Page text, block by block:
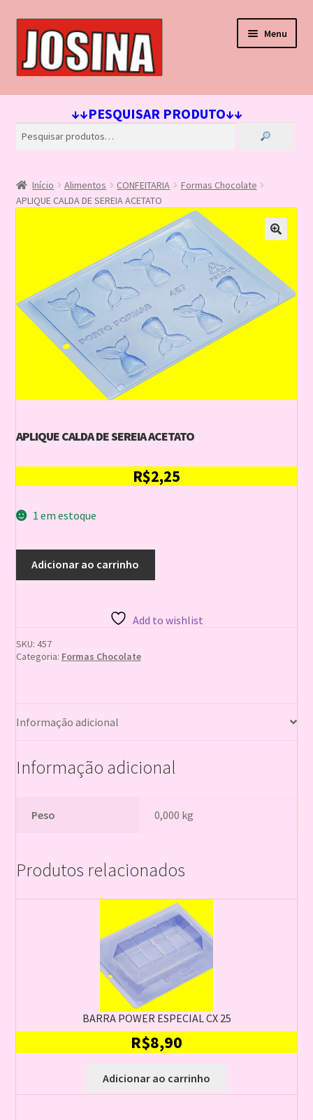
Pular
para
navegação
Pular
para
conteúdo
Menu
Início
Carrinho
Lista de Desejos
↓↓PESQUISAR PRODUTO↓↓
Início Alimentos CONFEITARIA
Formas Chocolate
APLIQUE CALDA DE SEREIA ACETATO
APLIQUE CALDA DE SEREIA ACETATO
R$2,25
1 em estoque
CALDA
DE
Adicionar ao carrinho
Add to wishlist
SKU: 457
Categoria: Formas Chocolate
Informação adicional
Informação adicional
Peso 0,000 kg
Produtos relacionados
BARRA POWER ESPECIAL CX 25
R$8,90
Adicionar ao carrinho